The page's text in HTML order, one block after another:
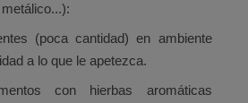
(poca cantidad) en ambiente
a lo que le apetezca.
con hierbas aromáticas